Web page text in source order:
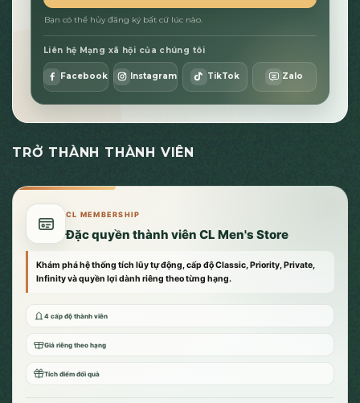
Bạn có thể hủy đăng ký bất cứ lúc nào.
Liên hệ Mạng xã hội của chúng tôi
Facebook Instagram TikTok Zalo
TRỞ THÀNH THÀNH VIÊN
CL MEMBERSHIP
Đặc quyền thành viên CL Men's Store
Khám phá hệ thống tích lũy tự động, cấp độ Classic, Priority, Private,
Infinity và quyền lợi dành riêng theo từng hạng.
4 cấp độ thành viên
Giá riêng theo hạng
Tích điểm đổi quà